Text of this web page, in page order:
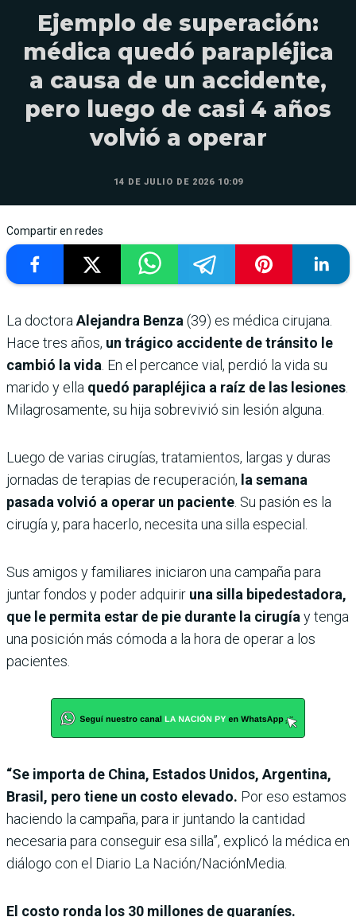
Ejemplo de superación:
médica quedó parapléjica
a causa de un accidente,
pero luego de casi 4 años
volvió a operar
14 DE JULIO DE 2026 10:09
Compartir en redes
La doctora Alejandra Benza (39) es médica cirujana.
Hace tres años, un trágico accidente de tránsito le
cambió la vida . En el percance vial, perdió la vida su
marido y ella quedó parapléjica a raíz de las lesiones
Milagrosamente, su hija sobrevivió sin lesión alguna.
Luego de varias cirugías, tratamientos, largas y duras
jornadas de terapias de recuperación, la semana
pasada volvió a operar un paciente . Su pasión es la
cirugía y, para hacerlo, necesita una silla especial.
Sus amigos y familiares iniciaron una campaña para
juntar fondos y poder adquirir una silla bipedestadora,
que le permita estar de pie durante la cirugía y tenga
una posición más cómoda a la hora de operar a los
pacientes.
“Se importa de China, Estados Unidos, Argentina,
Brasil, pero tiene un costo elevado. Por eso estamos
haciendo la campaña, para ir juntando la cantidad
necesaria para conseguir esa silla”, explicó la médica en
diálogo con el Diario La Nación/NaciónMedia.
El costo ronda los 30 millones de guaraníes.